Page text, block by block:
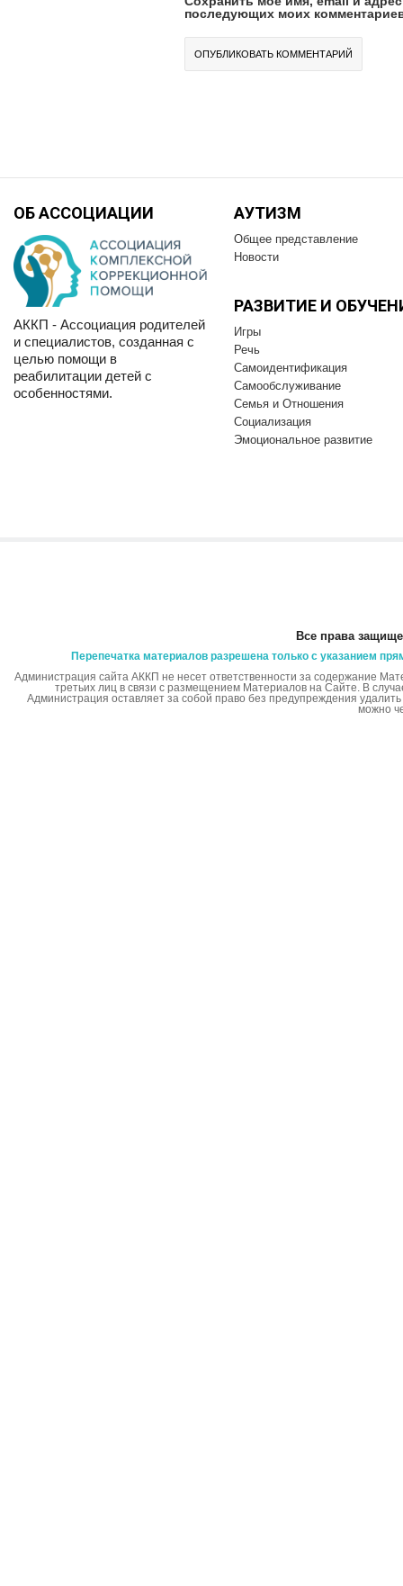
последующих моих
ОБ АССОЦИАЦИИ
АККП - Ассоциация родителей
и специалистов, созданная с
целью помощи в
реабилитации детей с
особенностями.
АУТИЗМ
Общее представление
Новости
РАЗВИТИЕ И
Игры
Речь
Самоидентификация
Самообслуживание
Семья и Отношения
Социализация
Эмоциональное развитие
Все права
Перепечатка материалов разрешена только с указанием
Администрация сайта АККП не несет ответственности за содержание
третьих лиц в связи с размещением Материалов на Сайте. В
Администрация оставляет за собой право без предупреждения
можно